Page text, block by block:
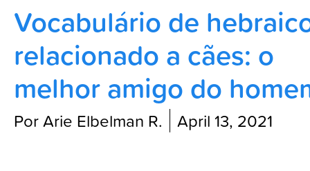
Blog
Vocabulário de
relacionado a cães: o
melhor amigo do
Por Arie Elbelman R. April 13, 2021